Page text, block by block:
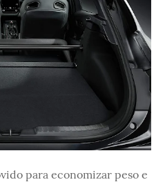
para economizar peso e